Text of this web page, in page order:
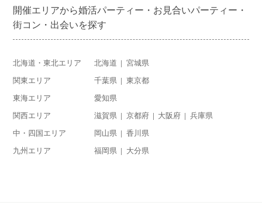
開催エリアから婚活パーティー・お見合いパーティー・
街コン・出会いを探す
北海道・東北エリア 北海道 宮城県
関東エリア 千葉県 東京都
東海エリア 愛知県
関西エリア 滋賀県 京都府 大阪府 兵庫県
中・四国エリア 岡山県 香川県
九州エリア 福岡県 大分県